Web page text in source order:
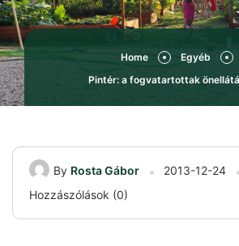
Home
Egyéb
Pintér: a fogvatartottak
By Rosta Gábor
2013-12-24
Hozzászólások (0)